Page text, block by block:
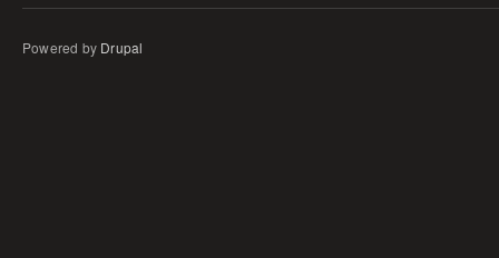
Powered by Drupal